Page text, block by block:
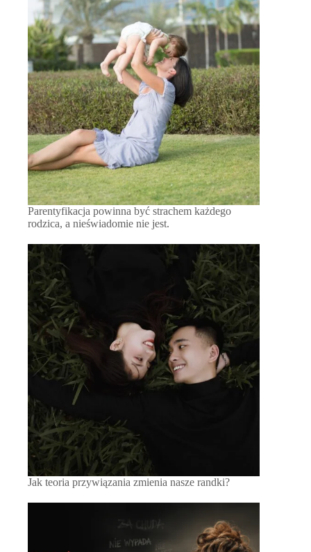
Parentyfikacja powinna być strachem każdego
rodzica, a nieświadomie nie jest.
Jak teoria przywiązania zmienia nasze randki?